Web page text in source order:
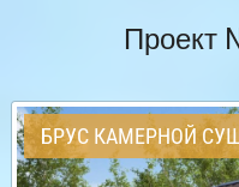
Проект
БРУС КАМЕРНОЙ